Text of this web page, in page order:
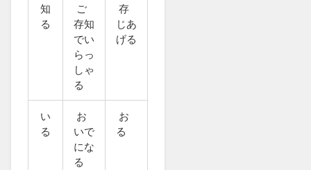
知
る
ご
存知
でい
らっ
しゃ
る
存
じあ
げる
い
る
お
いで
にな
る
お
る